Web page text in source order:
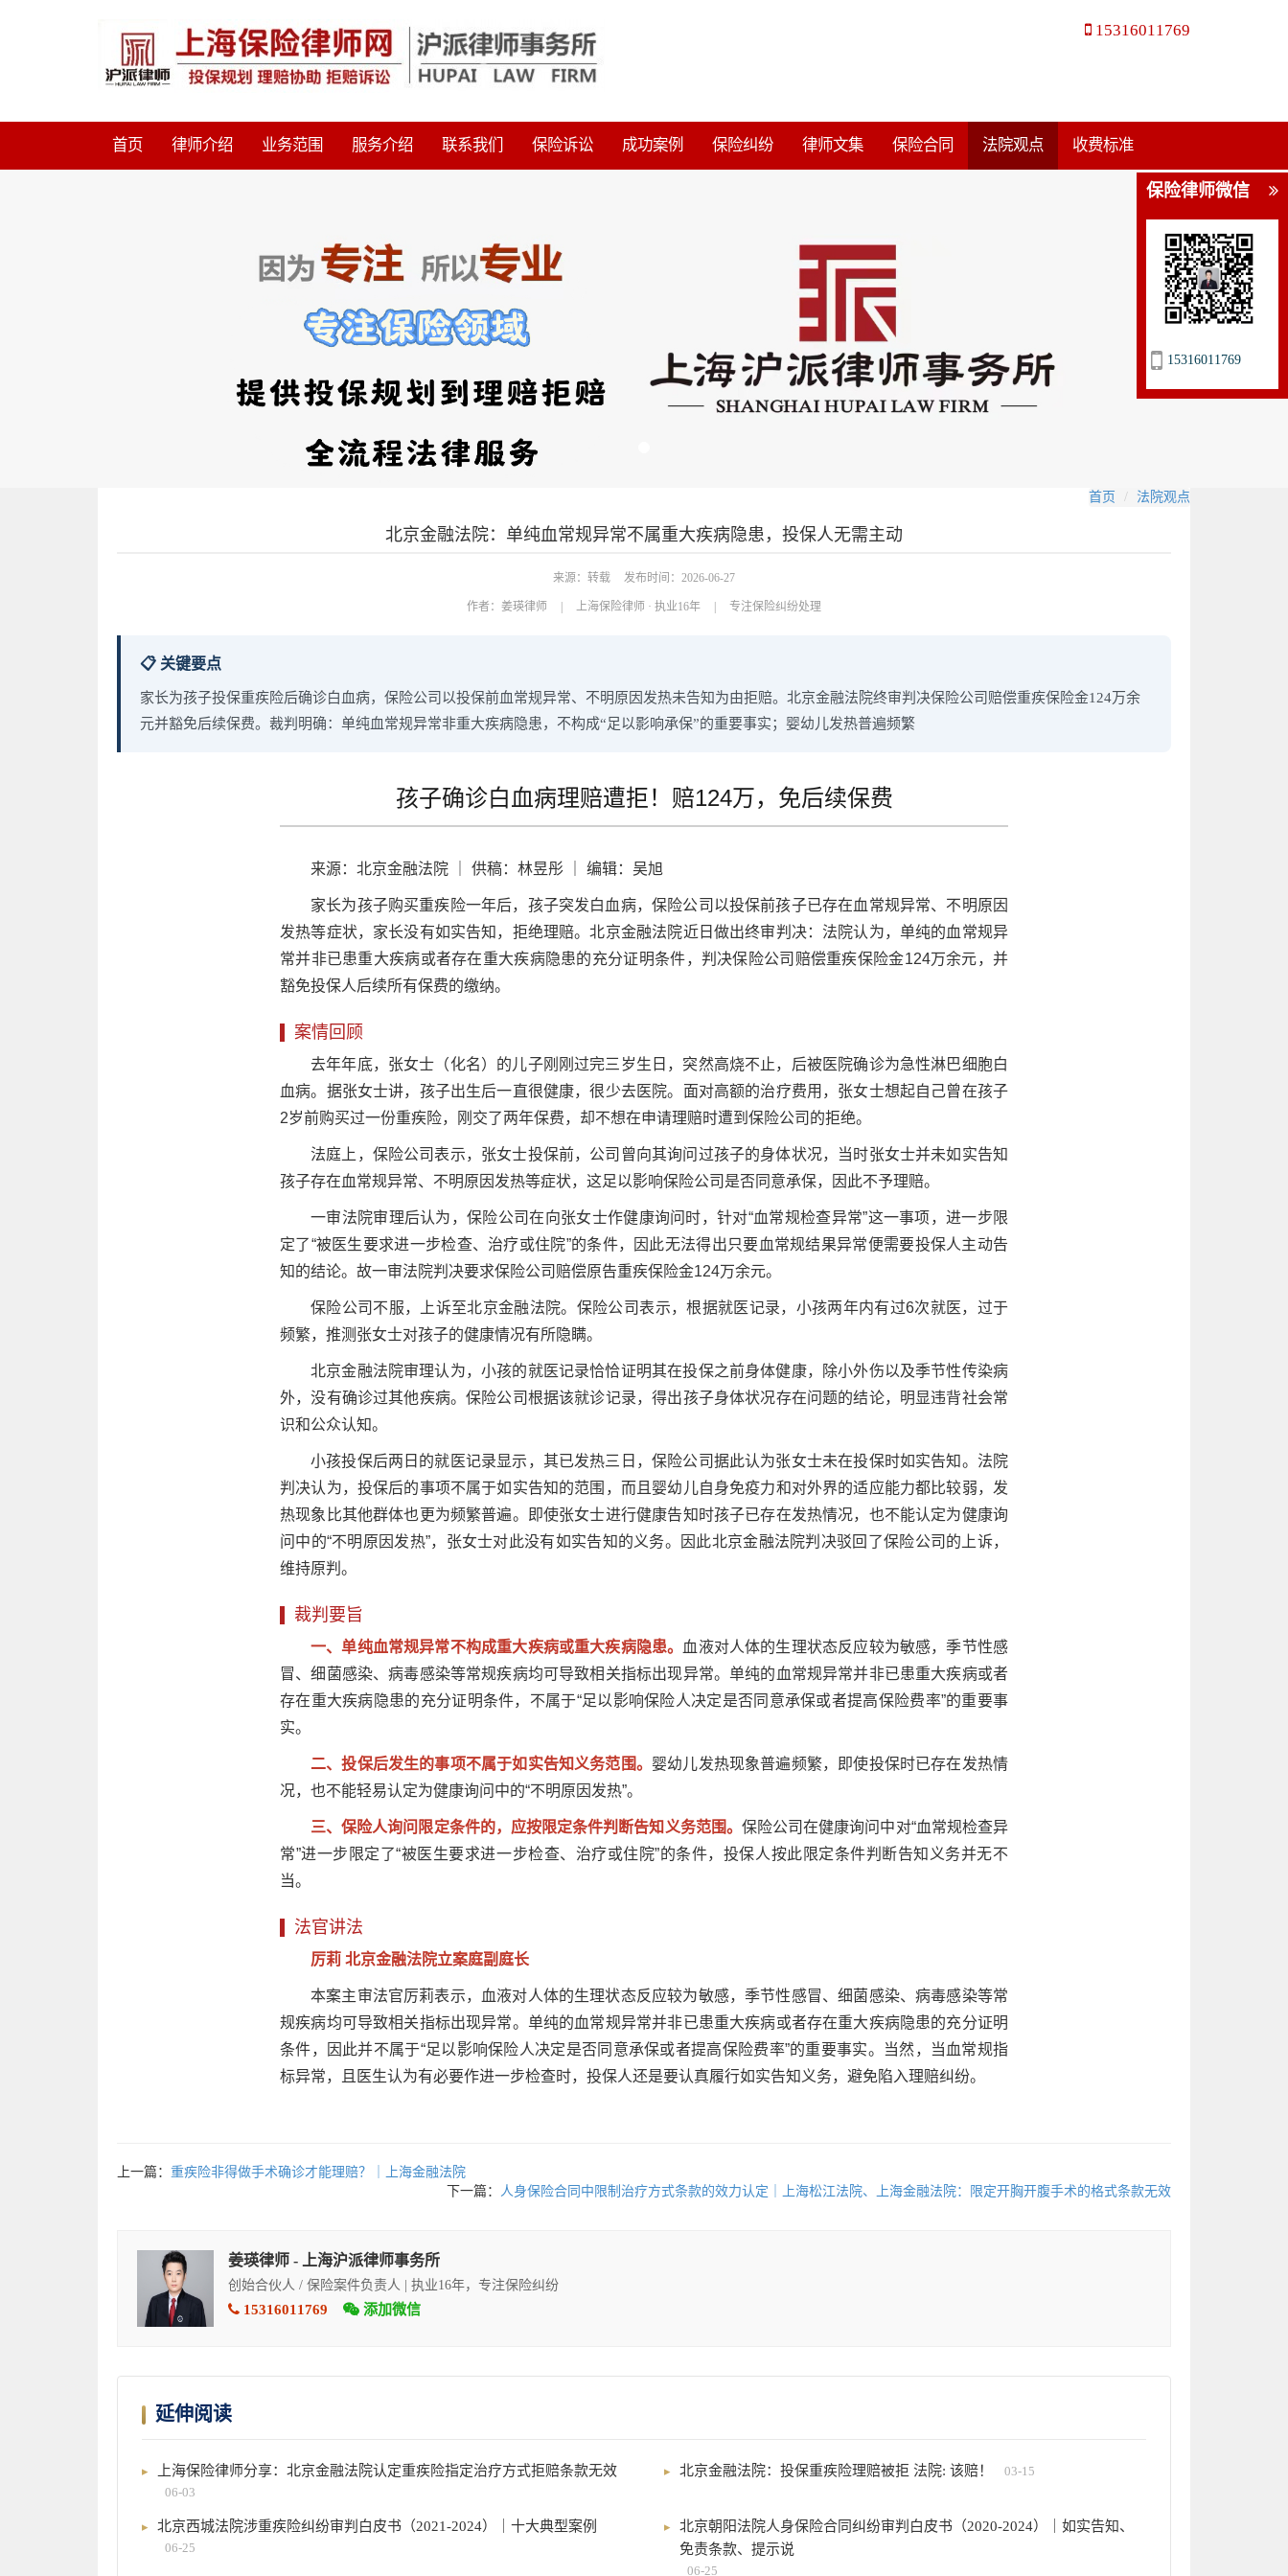
15316011769
首页 律师介绍 业务范围 服务介绍 联系我们 保险诉讼 成功案例 保险纠纷 律师文集 保险合同 法院观点 收费标准
首页 法院观点
北京金融法院：单纯血常规异常不属重大疾病隐患，投保人无需主动
来源：转载 发布时间：2026-06-27
作者： 姜瑛律师 上海保险律师 · 执业16年 专注保险纠纷处理
📋 关键要点
家长为孩子投保重疾险后确诊白血病，保险公司以投保前血常规异常、不明原因发热未告知为由拒赔。北京金融法院终审判决保险公司赔偿重疾保险金124万余
元并豁免后续保费。裁判明确：单纯血常规异常非重大疾病隐患，不构成“足以影响承保”的重要事实；婴幼儿发热普遍频繁
孩子确诊白血病理赔遭拒！赔124万，免后续保费
来源：北京金融法院 ｜ 供稿：林昱彤 ｜ 编辑：吴旭
家长为孩子购买重疾险一年后，孩子突发白血病，保险公司以投保前孩子已存在血常规异常、不明原因
发热等症状，家长没有如实告知，拒绝理赔。北京金融法院近日做出终审判决：法院认为，单纯的血常规异
常并非已患重大疾病或者存在重大疾病隐患的充分证明条件，判决保险公司赔偿重疾保险金124万余元，并
豁免投保人后续所有保费的缴纳。
案情回顾
去年年底，张女士（化名）的儿子刚刚过完三岁生日，突然高烧不止，后被医院确诊为急性淋巴细胞白
血病。据张女士讲，孩子出生后一直很健康，很少去医院。面对高额的治疗费用，张女士想起自己曾在孩子
2岁前购买过一份重疾险，刚交了两年保费，却不想在申请理赔时遭到保险公司的拒绝。
法庭上，保险公司表示，张女士投保前，公司曾向其询问过孩子的身体状况，当时张女士并未如实告知
孩子存在血常规异常、不明原因发热等症状，这足以影响保险公司是否同意承保，因此不予理赔。
一审法院审理后认为，保险公司在向张女士作健康询问时，针对“血常规检查异常”这一事项，进一步限
定了“被医生要求进一步检查、治疗或住院”的条件，因此无法得出只要血常规结果异常便需要投保人主动告
知的结论。故一审法院判决要求保险公司赔偿原告重疾保险金124万余元。
保险公司不服，上诉至北京金融法院。保险公司表示，根据就医记录，小孩两年内有过6次就医，过于
频繁，推测张女士对孩子的健康情况有所隐瞒。
北京金融法院审理认为，小孩的就医记录恰恰证明其在投保之前身体健康，除小外伤以及季节性传染病
外，没有确诊过其他疾病。保险公司根据该就诊记录，得出孩子身体状况存在问题的结论，明显违背社会常
识和公众认知。
小孩投保后两日的就医记录显示，其已发热三日，保险公司据此认为张女士未在投保时如实告知。法院
判决认为，投保后的事项不属于如实告知的范围，而且婴幼儿自身免疫力和对外界的适应能力都比较弱，发
热现象比其他群体也更为频繁普遍。即使张女士进行健康告知时孩子已存在发热情况，也不能认定为健康询
问中的“不明原因发热”，张女士对此没有如实告知的义务。因此北京金融法院判决驳回了保险公司的上诉，
维持原判。
裁判要旨
一、单纯血常规异常不构成重大疾病或重大疾病隐患。 血液对人体的生理状态反应较为敏感，季节性感
冒、细菌感染、病毒感染等常规疾病均可导致相关指标出现异常。单纯的血常规异常并非已患重大疾病或者
存在重大疾病隐患的充分证明条件，不属于“足以影响保险人决定是否同意承保或者提高保险费率”的重要事
实。
二、投保后发生的事项不属于如实告知义务范围。 婴幼儿发热现象普遍频繁，即使投保时已存在发热情
况，也不能轻易认定为健康询问中的“不明原因发热”。
三、保险人询问限定条件的，应按限定条件判断告知义务范围。 保险公司在健康询问中对“血常规检查异
常”进一步限定了“被医生要求进一步检查、治疗或住院”的条件，投保人按此限定条件判断告知义务并无不
当。
法官讲法
厉莉 北京金融法院立案庭副庭长
本案主审法官厉莉表示，血液对人体的生理状态反应较为敏感，季节性感冒、细菌感染、病毒感染等常
规疾病均可导致相关指标出现异常。单纯的血常规异常并非已患重大疾病或者存在重大疾病隐患的充分证明
条件，因此并不属于“足以影响保险人决定是否同意承保或者提高保险费率”的重要事实。当然，当血常规指
标异常，且医生认为有必要作进一步检查时，投保人还是要认真履行如实告知义务，避免陷入理赔纠纷。
上一篇： 重疾险非得做手术确诊才能理赔？｜上海金融法院
下一篇： 人身保险合同中限制治疗方式条款的效力认定｜上海松江法院、上海金融法院：限定开胸开腹手术的格式条款无效
姜瑛律师 - 上海沪派律师事务所
创始合伙人 / 保险案件负责人 | 执业16年，专注保险纠纷
15316011769 添加微信
延伸阅读
上海保险律师分享：北京金融法院认定重疾险指定治疗方式拒赔条款无效
06-03
北京金融法院：投保重疾险理赔被拒 法院: 该赔！ 03-15
北京西城法院涉重疾险纠纷审判白皮书（2021-2024）｜十大典型案例
06-25
北京朝阳法院人身保险合同纠纷审判白皮书（2020-2024）｜如实告知、
免责条款、提示说
06-25
保险律师微信
15316011769